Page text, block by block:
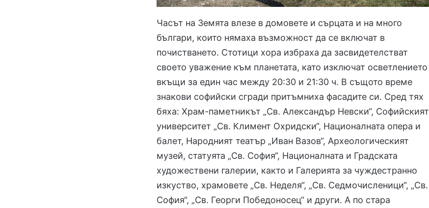
Часът на Земята влезе в домовете и сърцата и на много
българи, които нямаха възможност да се включат в
почистването. Стотици хора избраха да засвидетелстват
своето уважение към планетата, като изключат осветлението
вкъщи за един час между 20:30 и 21:30 ч. В същото време
знакови софийски сгради притъмниха фасадите си. Сред тях
бяха: Храм-паметникът „Св. Александър Невски“, Софийският
университет „Св. Климент Охридски“, Националната опера и
балет, Народният театър „Иван Вазов“, Археологическият
музей, статуята „Св. София“, Националната и Градската
художествени галерии, както и Галерията за чуждестранно
изкуство, храмовете „Св. Неделя“, „Св. Седмочисленици“, „Св.
София“, „Св. Георги Победоносец“ и други. А по стара